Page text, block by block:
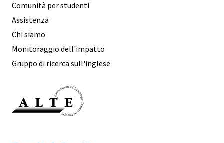
Comunità per studenti
Assistenza
Chi siamo
Monitoraggio dell'impatto
Gruppo di ricerca sull'inglese